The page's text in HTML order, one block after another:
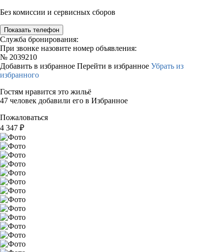
Без комиссии и сервисных сборов
Показать телефон
Служба бронирования:
При звонке назовите номер объявления:
№ 2039210
Добавить в избранное Перейти в избранное Убрать из
избранного
Гостям нравится это жильё
47 человек добавили его в Избранное
Пожаловаться
4 347 ₽